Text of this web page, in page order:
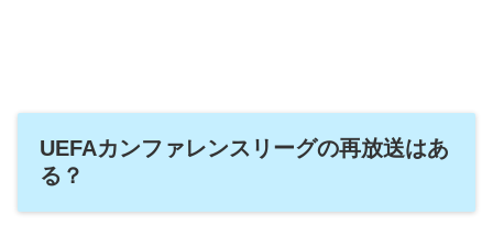
UEFAカンファレンスリーグの再放送はあ
る？